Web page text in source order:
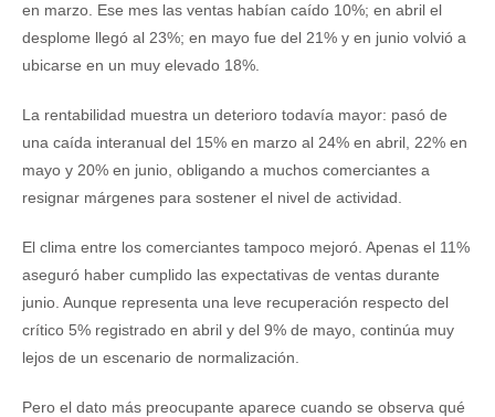
en marzo. Ese mes las ventas habían caído 10%; en abril el
desplome llegó al 23%; en mayo fue del 21% y en junio volvió a
ubicarse en un muy elevado 18%.
La rentabilidad muestra un deterioro todavía mayor: pasó de
una caída interanual del 15% en marzo al 24% en abril, 22% en
mayo y 20% en junio, obligando a muchos comerciantes a
resignar márgenes para sostener el nivel de actividad.
El clima entre los comerciantes tampoco mejoró. Apenas el 11%
aseguró haber cumplido las expectativas de ventas durante
junio. Aunque representa una leve recuperación respecto del
crítico 5% registrado en abril y del 9% de mayo, continúa muy
lejos de un escenario de normalización.
Pero el dato más preocupante aparece cuando se observa qué